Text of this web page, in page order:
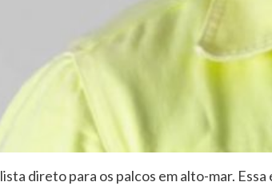
direto para os palcos em alto-mar.